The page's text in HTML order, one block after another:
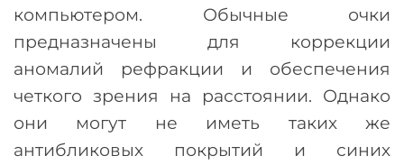
компьютером. Обычные очки
предназначены для коррекции
аномалий рефракции и обеспечения
четкого зрения на расстоянии. Однако
они могут не иметь таких же
антибликовых покрытий и синих